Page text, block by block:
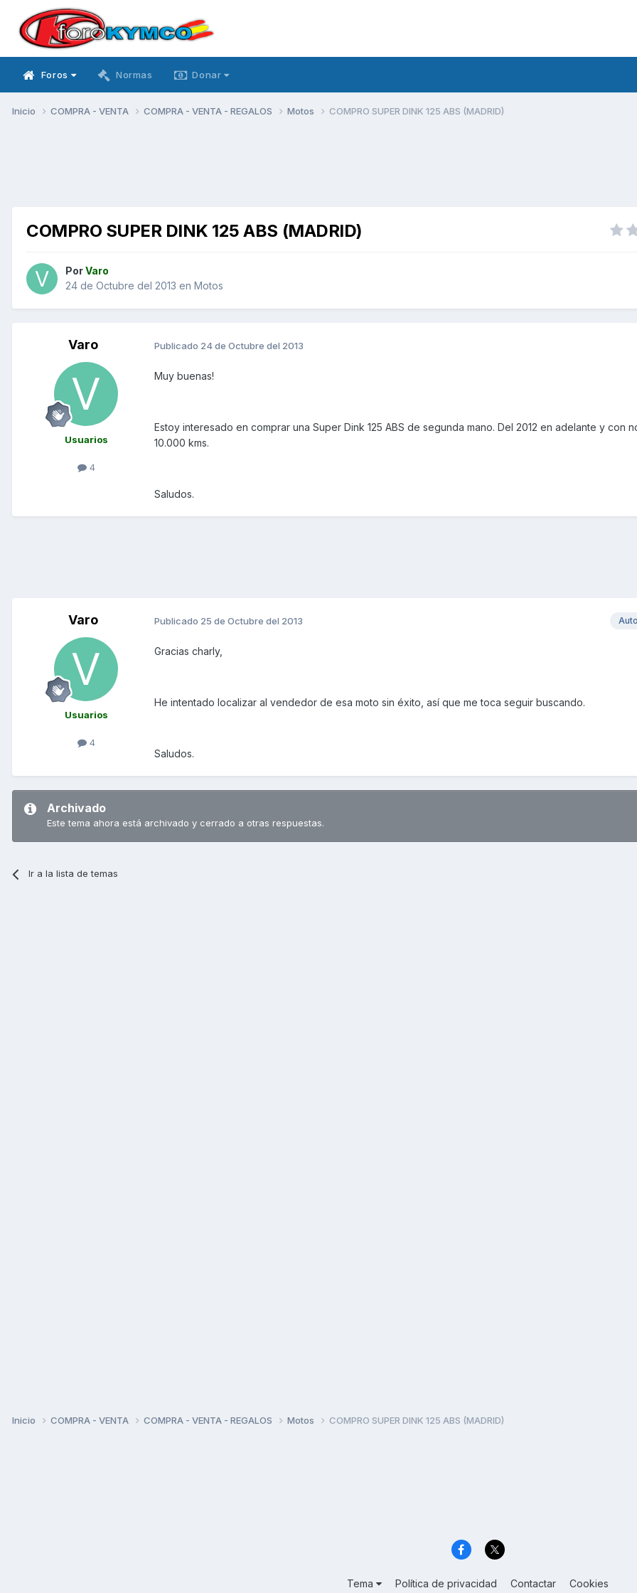
Foros Normas Donar
Inicio COMPRA - VENTA COMPRA - VENTA - REGALOS Motos COMPRO SUPER DINK 125 ABS (MADRID)
COMPRO SUPER DINK 125 ABS (MADRID)
PorVaro
24 de Octubre del 2013 en Motos
Varo
Usuarios
4
Publicado 24 de Octubre del 2013
Muy buenas!
Estoy interesado en comprar una Super Dink 125 ABS de segunda mano. Del 2012 en adelante y con
10.000 kms.
Saludos.
Varo
Usuarios
4
Publicado 25 de Octubre del 2013
Gracias charly,
He intentado localizar al vendedor de esa moto sin éxito, así que me toca seguir buscando.
Saludos.
Archivado
Este tema ahora está archivado y cerrado a otras respuestas.
Ir a la lista de temas
Inicio COMPRA - VENTA COMPRA - VENTA - REGALOS Motos COMPRO SUPER DINK 125 ABS (MADRID)
Tema Política de privacidad Contactar Cookies